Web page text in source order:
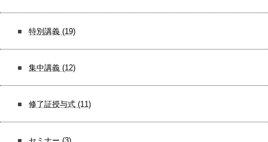
特別講義 (19)
集中講義 (12)
修了証授与式 (11)